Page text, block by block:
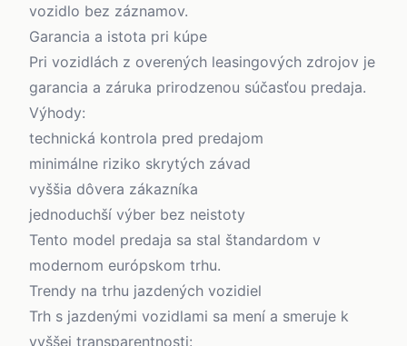
vozidlo bez záznamov.
Garancia a istota pri kúpe
Pri vozidlách z overených leasingových zdrojov je
garancia a záruka prirodzenou súčasťou predaja.
Výhody:
technická kontrola pred predajom
minimálne riziko skrytých závad
vyššia dôvera zákazníka
jednoduchší výber bez neistoty
Tento model predaja sa stal štandardom v
modernom európskom trhu.
Trendy na trhu jazdených vozidiel
Trh s jazdenými vozidlami sa mení a smeruje k
vyššej transparentnosti: